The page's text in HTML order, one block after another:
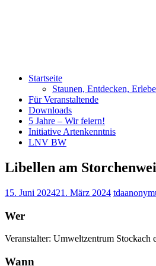
Startseite
Staunen, Entdecken,
Für Veranstaltende
Downloads
5 Jahre – Wir feiern!
Initiative Artenkenntnis
LNV BW
Libellen am
15. Juni 202421. März 2024
Wer
Veranstalter: Umweltzentrum
Wann